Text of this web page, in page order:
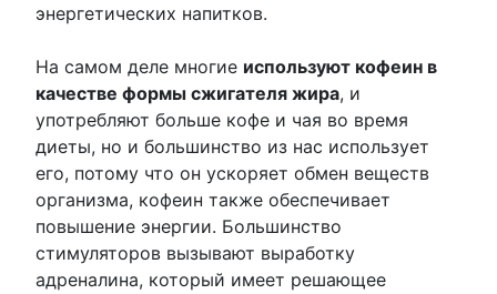
энергетических напитков.
На самом деле многие используют кофеин в
качестве формы сжигателя жира, и
употребляют больше кофе и чая во время
диеты, но и большинство из нас использует
его, потому что он ускоряет обмен веществ
организма, кофеин также обеспечивает
повышение энергии. Большинство
стимуляторов вызывают выработку
адреналина, который имеет решающее